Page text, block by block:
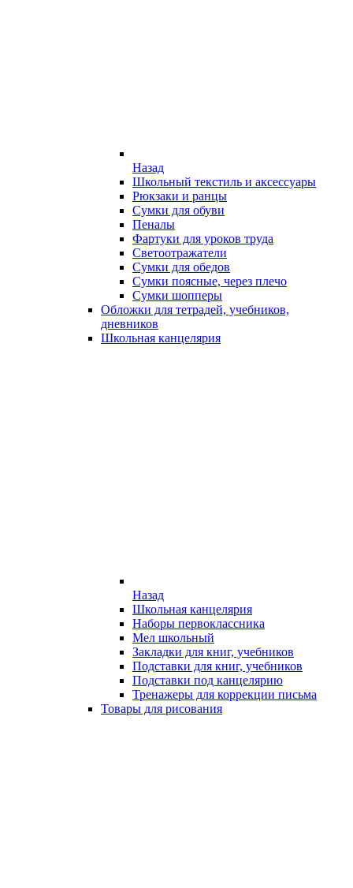
Назад
Школьный текстиль и аксессуары
Рюкзаки и ранцы
Сумки для обуви
Пеналы
Фартуки для уроков труда
Светоотражатели
Сумки для обедов
Сумки поясные, через плечо
Сумки шопперы
Обложки для тетрадей, учебников,
дневников
Школьная канцелярия
Назад
Школьная канцелярия
Наборы первоклассника
Мел школьный
Закладки для книг, учебников
Подставки для книг, учебников
Подставки под канцелярию
Тренажеры для коррекции письма
Товары для рисования